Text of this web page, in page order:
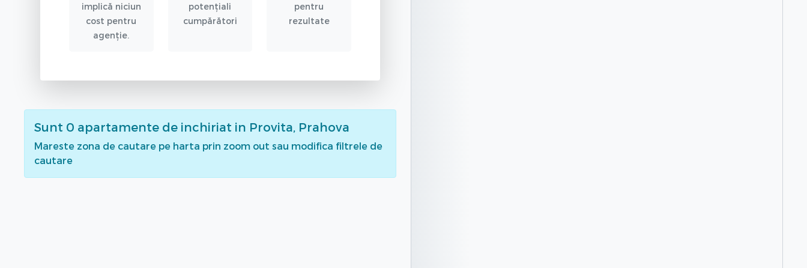
implică niciun
cost pentru
agenție.
potențiali
cumpărători
pentru
rezultate
Sunt 0 apartamente de inchiriat in Provita, Prahova
Mareste zona de cautare pe harta prin zoom out sau modifica filtrele de
cautare